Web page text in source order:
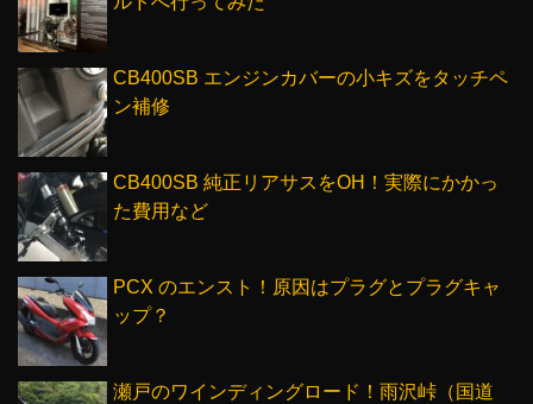
CB400SB エンジンカバーの小キズをタッチペ
ン補修
CB400SB 純正リアサスをOH！実際にかかっ
た費用など
PCX のエンスト！原因はプラグとプラグキャ
ップ？
瀬戸のワインディングロード！雨沢峠（国道